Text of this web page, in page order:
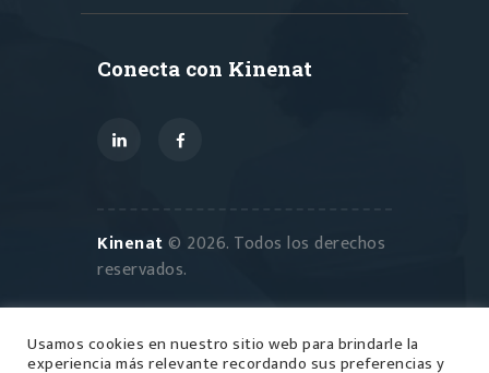
Conecta con Kinenat
Kinenat© 2026. Todos los derechos
reservados.
Usamos cookies en nuestro sitio web para brindarle la
experiencia más relevante recordando sus preferencias y